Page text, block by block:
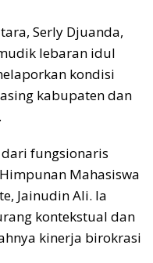
Serly Djuanda,
lebaran idul
kondisi
kabupaten dan
fungsionaris
Mahasiswa
Jainudin Ali. Ia
kontekstual dan
kinerja birokrasi